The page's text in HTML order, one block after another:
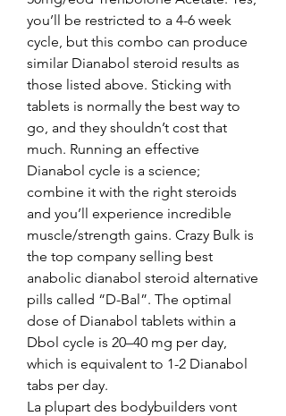
you’ll be restricted to a 4-6 week
cycle, but this combo can produce
similar Dianabol steroid results as
those listed above. Sticking with
tablets is normally the best way to
go, and they shouldn’t cost that
much. Running an effective
Dianabol cycle is a science;
combine it with the right steroids
and you’ll experience incredible
muscle/strength gains. Crazy Bulk is
the top company selling best
anabolic dianabol steroid alternative
pills called “D-Bal”. The optimal
dose of Dianabol tablets within a
Dbol cycle is 20–40 mg per day,
which is equivalent to 1-2 Dianabol
tabs per day.
La plupart des bodybuilders vont